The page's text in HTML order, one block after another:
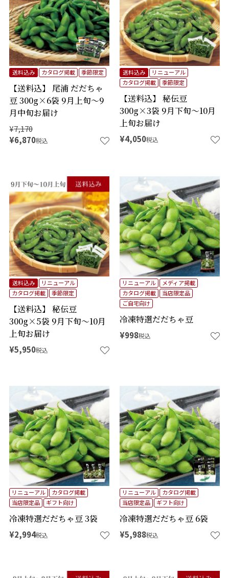
【送料込】 尾浦 だだちゃ
豆 300g×6袋 9月上旬～9
月中旬お届け
送料込み カタログ掲載 季節限定
¥7,170
¥6,870税込
【送料込】 秘伝豆
300g×3袋 9月下旬～10月
上旬お届け
送料込み
リニューアル
カタログ掲載
季節限定
¥4,050税込
【送料込】 秘伝豆
300g×5袋 9月下旬～10月
上旬お届け
送料込み
リニューアル
カタログ掲載
季節限定
¥5,950税込
冷凍特選だだちゃ豆
リニューアル
メディア掲載
カタログ掲載
当店限定品
ご自宅向け
¥998税込
冷凍特選だだちゃ豆 3袋
リニューアル
カタログ掲載
当店限定品
ギフト向け
¥2,994税込
冷凍特選だだちゃ豆 6袋
リニューアル
カタログ掲載
当店限定品
ギフト向け
¥5,988税込